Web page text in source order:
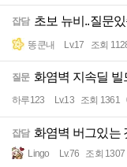
잡담 초보 뉴비..질문
똥쿤내 Lv.17 조회
질문 화염벽 지속딜
하루123 Lv.13 조회 1361
잡담 화염벽 버그있는
Lingo Lv.76 조회 1307